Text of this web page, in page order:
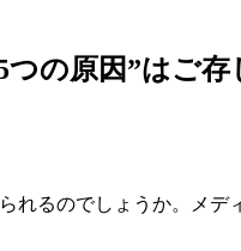
の原因”はご
れるのでしょうか。メ